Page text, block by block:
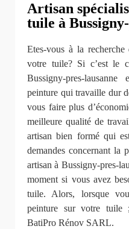
Artisan
tuile à
Etes-vous à la recherche
votre tuile? Si c’est le
Bussigny-pres-
peinture qui travaille dur
vous faire plus
meilleure qualité de
artisan bien formé qui
demandes concernant la
artisan à Bussigny-pres-
moment si vous avez
tuile. Alors, lorsque
peinture sur votre tuile
BatiPro Rénov SARL.